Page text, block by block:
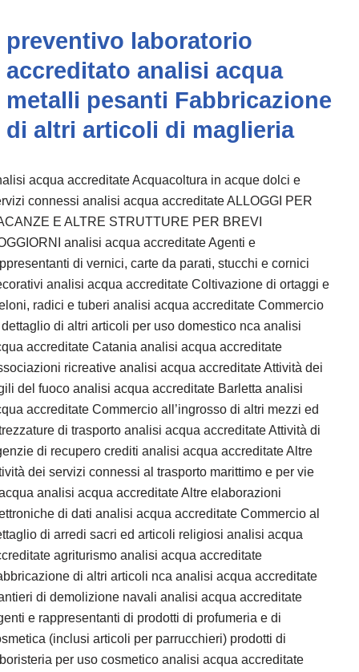
preventivo laboratorio
accreditato analisi acqua
metalli pesanti Fabbricazione
di altri articoli di maglieria
acqua accreditate Acquacoltura in acque dolci e
connessi analisi acqua accreditate ALLOGGI PER
E ALTRE STRUTTURE PER BREVI
analisi acqua accreditate Agenti e
di vernici, carte da parati, stucchi e cornici
analisi acqua accreditate Coltivazione di ortaggi e
radici e tuberi analisi acqua accreditate Commercio
di altri articoli per uso domestico nca analisi
accreditate Catania analisi acqua accreditate
ricreative analisi acqua accreditate Attività dei
del fuoco analisi acqua accreditate Barletta analisi
accreditate Commercio all’ingrosso di altri mezzi ed
di trasporto analisi acqua accreditate Attività di
di recupero crediti analisi acqua accreditate Altre
dei servizi connessi al trasporto marittimo e per vie
analisi acqua accreditate Altre elaborazioni
di dati analisi acqua accreditate Commercio al
di arredi sacri ed articoli religiosi analisi acqua
agriturismo analisi acqua accreditate
di altri articoli nca analisi acqua accreditate
di demolizione navali analisi acqua accreditate
e rappresentanti di prodotti di profumeria e di
(inclusi articoli per parrucchieri) prodotti di
per uso cosmetico analisi acqua accreditate